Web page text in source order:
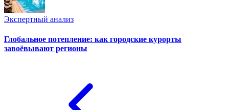
Экспертный анализ
Глобальное потепление: как городские курорты
завоёвывают регионы